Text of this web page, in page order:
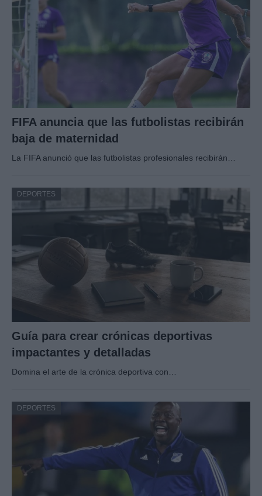
FIFA anuncia que las futbolistas recibirán
baja de maternidad
La FIFA anunció que las futbolistas profesionales recibirán…
DEPORTES
Guía para crear crónicas deportivas
impactantes y detalladas
Domina el arte de la crónica deportiva con…
DEPORTES